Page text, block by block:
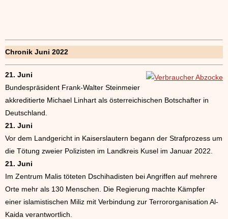
Chronik Juni 2022
21. Juni
Bundespräsident Frank-Walter Steinmeier
akkreditierte Michael Linhart als österreichischen Botschafter in
Deutschland.
21. Juni
Vor dem Landgericht in Kaiserslautern begann der Strafprozess um
die Tötung zweier Polizisten im Landkreis Kusel im Januar 2022.
21. Juni
Im Zentrum Malis töteten Dschihadisten bei Angriffen auf mehrere
Orte mehr als 130 Menschen. Die Regierung machte Kämpfer
einer islamistischen Miliz mit Verbindung zur Terrororganisation Al-
Kaida verantwortlich.